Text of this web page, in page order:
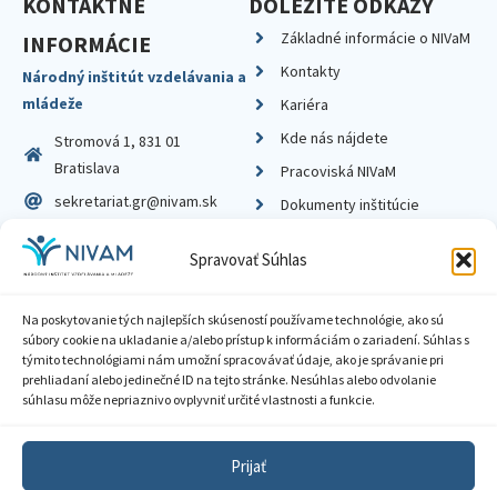
Spravovať Súhlas
Na poskytovanie tých najlepších skúseností používame technológie, ako sú
súbory cookie na ukladanie a/alebo prístup k informáciám o zariadení. Súhlas s
týmito technológiami nám umožní spracovávať údaje, ako je správanie pri
prehliadaní alebo jedinečné ID na tejto stránke. Nesúhlas alebo odvolanie
súhlasu môže nepriaznivo ovplyvniť určité vlastnosti a funkcie.
Prijať
INFORMÁCIE
Národný inštitút vzdelávania a
mládeže
Stromová 1, 831 01
Bratislava
sekretariat.gr@nivam.sk
IČO: 00164348
DIČ: 2020798714
Základné informácie o NIVaM
Kontakty
Kariéra
Kde nás nájdete
Pracoviská NIVaM
Dokumenty inštitúcie
Zásady ochrany súkromia
Sprístupnenie informácií